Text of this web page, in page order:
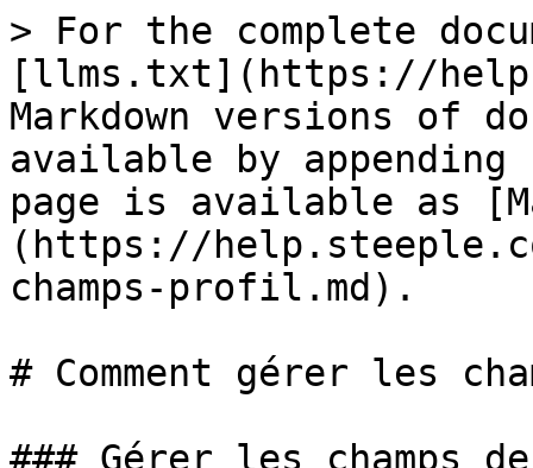
> For the complete
[llms.txt](https://
Markdown versions of
available by
page is available as
(https://
champs-profil.md).
# Comment gérer les
### Gérer les champs